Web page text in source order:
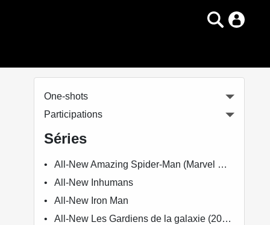
One-shots
Participations
Séries
All-New Amazing Spider-Man (Marvel Now!)
All-New Inhumans
All-New Iron Man
All-New Les Gardiens de la galaxie (2015)